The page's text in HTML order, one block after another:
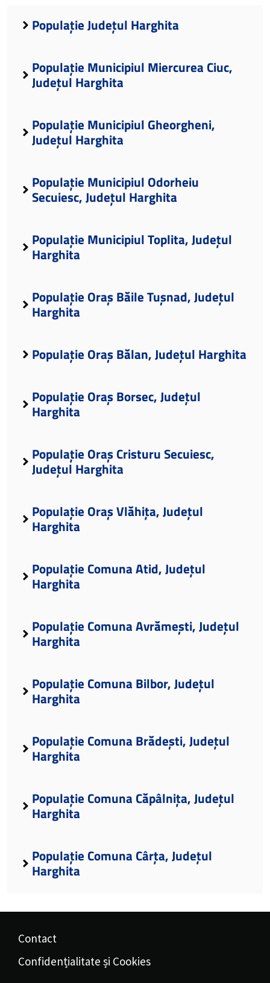
Populație Județul Harghita
Populație Municipiul Miercurea Ciuc,
Județul Harghita
Populație Municipiul Gheorgheni,
Județul Harghita
Populație Municipiul Odorheiu
Secuiesc, Județul Harghita
Populație Municipiul Toplita, Județul
Harghita
Populație Oraș Băile Tușnad, Județul
Harghita
Populație Oraș Bălan, Județul Harghita
Populație Oraș Borsec, Județul
Harghita
Populație Oraș Cristuru Secuiesc,
Județul Harghita
Populație Oraș Vlăhița, Județul
Harghita
Populație Comuna Atid, Județul
Harghita
Populație Comuna Avrămești, Județul
Harghita
Populație Comuna Bilbor, Județul
Harghita
Populație Comuna Brădești, Județul
Harghita
Populație Comuna Căpâlnița, Județul
Harghita
Populație Comuna Cârța, Județul
Harghita
Contact
Confidențialitate și Cookies